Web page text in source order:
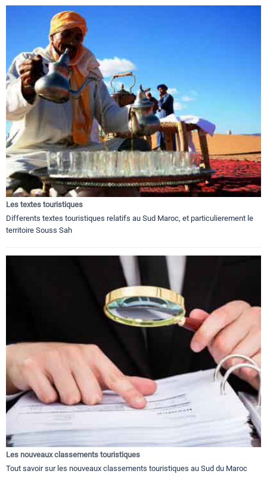
Les textes touristiques
Differents textes touristiques relatifs au Sud Maroc, et particulierement le
territoire Souss Sah
Les nouveaux classements touristiques
Tout savoir sur les nouveaux classements touristiques au Sud du Maroc